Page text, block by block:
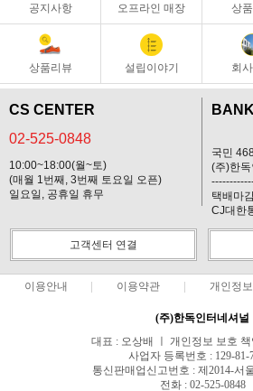
공지사항 오프라인 매장 상
상품리뷰 설립이야기 회
CS CENTER
02-525-0848
10:00~18:00(월~토)
(매월 1번째, 3번째 토요일 오픈)
일요일, 공휴일 휴무
국민
(주)한
택배마
CJ대한
고객센터 연결
이용안내 이용약관 개인정
(주)한독인터네셔널
대표 : 오상배 ㅣ 개인정보 보호
사업자 등록번호 : 129-81-
통신판매업신고번호 : 제2014-서
전화 : 02-525-0848